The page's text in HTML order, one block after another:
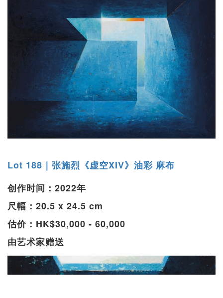
Lot 188｜张施烈《虚空XIV》油彩 麻布
创作时间：2022年
尺幅：20.5 x 24.5 cm
估价：HK$30,000 - 60,000
由艺术家赠送